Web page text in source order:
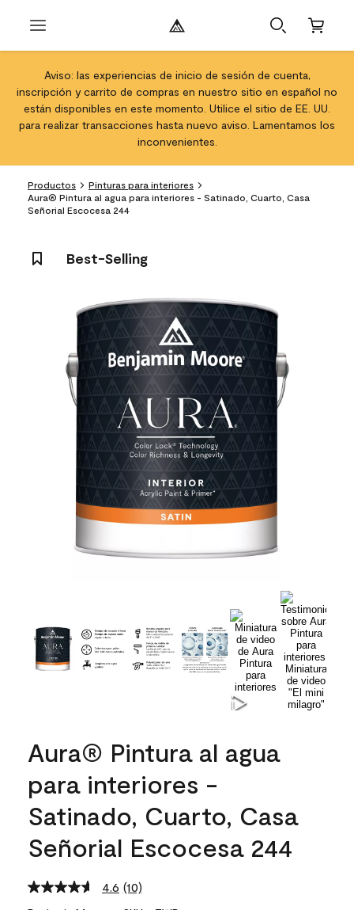
Aviso: las experiencias de inicio de sesión de cuenta,
inscripción y carrito de compras en nuestro sitio en español no
están disponibles en este momento. Utilice el sitio de EE. UU.
para realizar transacciones hasta nuevo aviso. Lamentamos los
inconvenientes.
Productos
Pinturas para interiores
Aura® Pintura al agua para interiores - Satinado, Cuarto, Casa
Señorial Escocesa 244
Best-Selling
Aura® Pintura al agua
para interiores -
Satinado, Cuarto, Casa
Señorial Escocesa 244
4.6 Read
10
(10)